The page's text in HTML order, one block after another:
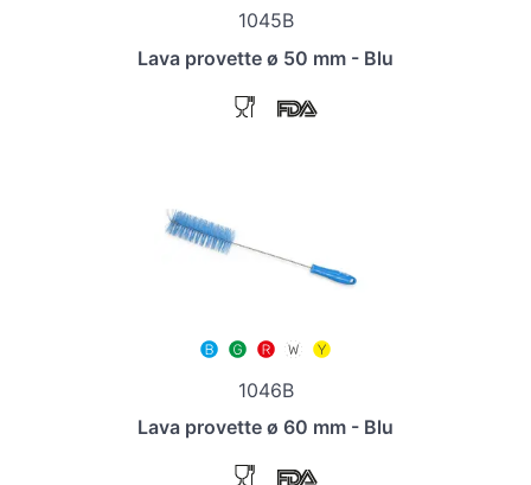
1045B
Lava provette ø 50 mm - Blu
1046B
Lava provette ø 60 mm - Blu